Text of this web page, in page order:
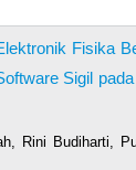
Fisika
Sigil
Rini Budiharti,